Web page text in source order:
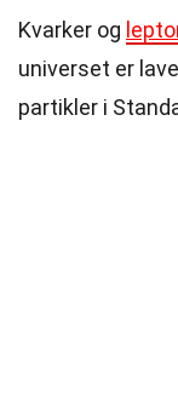
Kvarker og
universet er
partikler i